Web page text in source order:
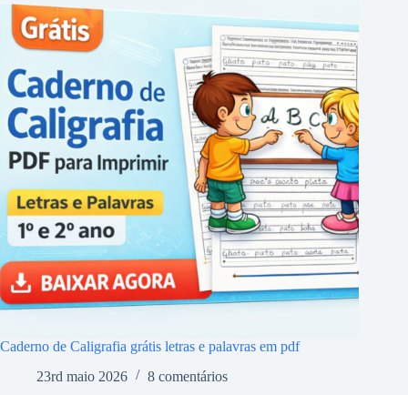
Caderno de Caligrafia grátis letras e palavras em pdf
23rd maio 2026
8 comentários